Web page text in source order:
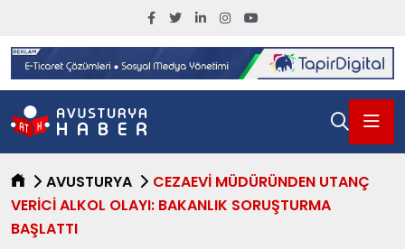
AVUSTURYA
CEZAEVI MÜDÜRÜNDEN UTANÇ
VERICI ALKOL OLAYI: BAKANLIK SORUŞTURMA
BAŞLATTI